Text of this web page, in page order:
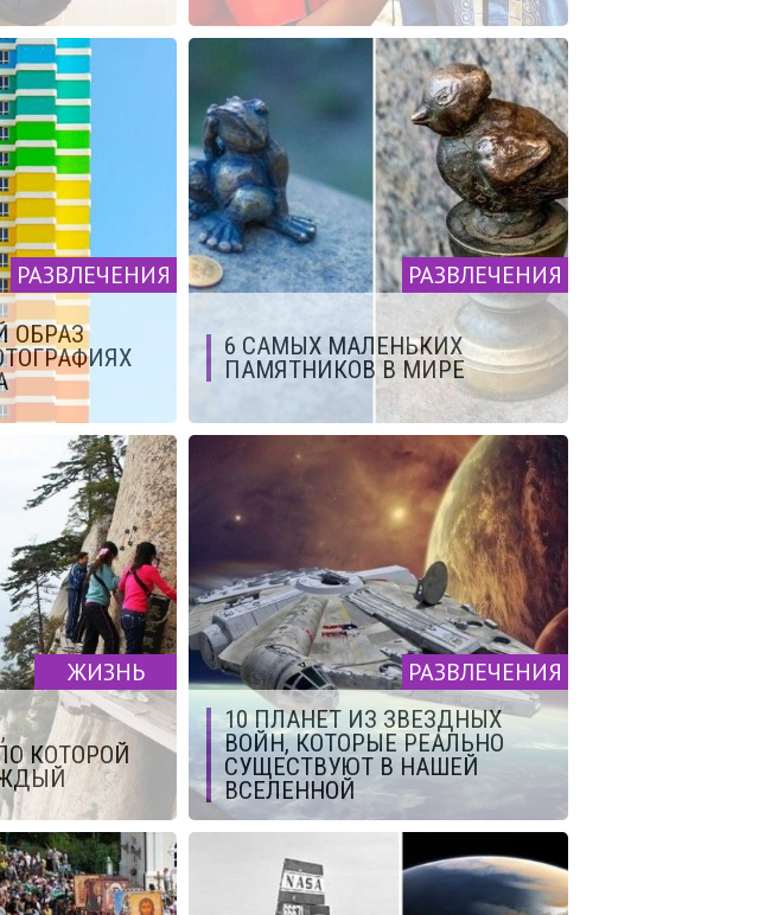
РАЗВЛЕЧЕНИЯ
ОБРАЗ
РАЗВЛЕЧЕНИЯ
6 САМЫХ МАЛЕНЬКИХ
ПАМЯТНИКОВ В МИРЕ
ЖИЗНЬ
КОТОРОЙ
РАЗВЛЕЧЕНИЯ
10 ПЛАНЕТ ИЗ ЗВЕЗДНЫХ
ВОЙН, КОТОРЫЕ РЕАЛЬНО
СУЩЕСТВУЮТ В НАШЕЙ
ВСЕЛЕННОЙ